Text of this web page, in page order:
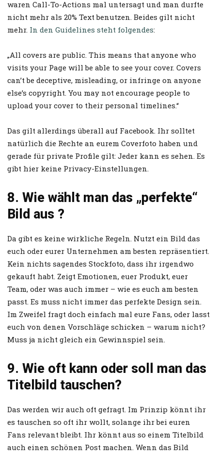
waren Call-To-Actions mal untersagt und man durfte
nicht mehr als 20% Text benutzen. Beides gilt nicht
mehr. In den Guidelines steht folgendes:
„All covers are public. This means that anyone who
visits your Page will be able to see your cover. Covers
can’t be deceptive, misleading, or infringe on anyone
else’s copyright. You may not encourage people to
upload your cover to their personal timelines.“
Das gilt allerdings überall auf Facebook. Ihr solltet
natürlich die Rechte an eurem Coverfoto haben und
gerade für private Profile gilt: Jeder kann es sehen. Es
gibt hier keine Privacy-Einstellungen.
8. Wie wählt man das „perfekte“
Bild aus ?
Da gibt es keine wirkliche Regeln. Nutzt ein Bild das
euch oder eurer Unternehmen am besten repräsentiert.
Kein nichts sagendes Stockfoto, dass ihr irgendwo
gekauft habt. Zeigt Emotionen, euer Produkt, euer
Team, oder was auch immer – wie es euch am besten
passt. Es muss nicht immer das perfekte Design sein.
Im Zweifel fragt doch einfach mal eure Fans, oder lasst
euch von denen Vorschläge schicken – warum nicht?
Muss ja nicht gleich ein Gewinnspiel sein.
9. Wie oft kann oder soll man das
Titelbild tauschen?
Das werden wir auch oft gefragt. Im Prinzip könnt ihr
es tauschen so oft ihr wollt, solange ihr bei euren
Fans relevant bleibt. Ihr könnt aus so einem Titelbild
auch einen schönen Post machen. Wenn das Bild